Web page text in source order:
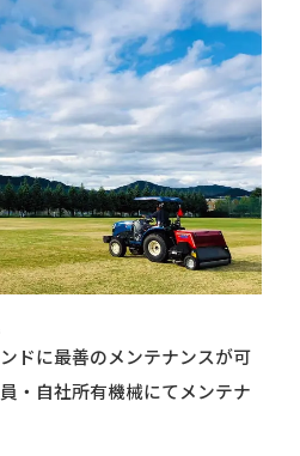
ドに最善のメンテナンスが可
・自社所有機械にてメンテナ